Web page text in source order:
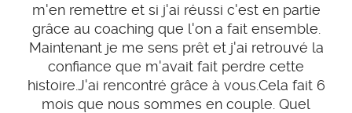
m'en remettre et si j'ai réussi c'est en partie
grâce au coaching que l'on a fait ensemble.
Maintenant je me sens prêt et j'ai retrouvé la
confiance que m'avait fait perdre cette
histoire.J'ai rencontré grâce à vous.Cela fait 6
mois que nous sommes en couple. Quel